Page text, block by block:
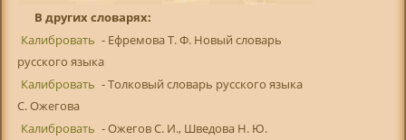
В других словарях:
Калибровать - Ефремова Т. Ф. Новый словарь
русского языка
Калибровать - Толковый словарь русского языка
С. Ожегова
Калибровать - Ожегов С. И., Шведова Н. Ю.